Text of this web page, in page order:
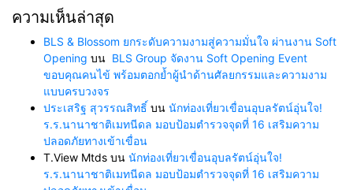
ความเห็นล่าสุด
BLS & Blossom ยกระดับความงามสู่ความมั่นใจ ผ่านงาน Soft
Opening บน BLS Group จัดงาน Soft Opening Event
ขอบคุณคนไข้ พร้อมตอกย้ำผู้นำด้านศัลยกรรมและความงาม
แบบครบวงจร
ประเสริฐ สุวรรณสิทธิ์ บน นักท่องเที่ยวเขื่อนอุบลรัตน์อุ่นใจ!
ร.ร.นานาชาติเมทนีดล มอบป้อมตำรวจจุดที่ 16 เสริมความ
ปลอดภัยทางเข้าเขื่อน
T.View Mtds บน นักท่องเที่ยวเขื่อนอุบลรัตน์อุ่นใจ!
ร.ร.นานาชาติเมทนีดล มอบป้อมตำรวจจุดที่ 16 เสริมความ